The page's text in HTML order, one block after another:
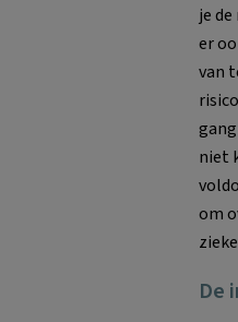
je
er
van
niet
om
De